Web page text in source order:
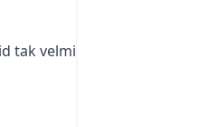
tak velmi